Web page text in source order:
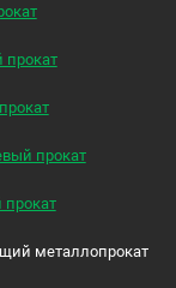
прокат
прокат
металлопрокат